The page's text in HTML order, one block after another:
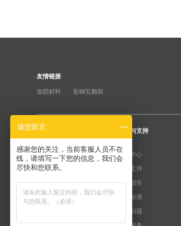
友情链接
加固材料 彩钢瓦翻新
产品分类
纤维加固系统
粘钢加固系统
预应力系统
水泥基系统
服务与支持
下载中心
产品支持
检测报告
规范标准
常见问题
请您留言
感谢您的关注，当前客服人员不在
线，请填写一下您的信息，我们会
尽快和您联系。